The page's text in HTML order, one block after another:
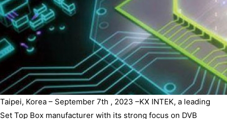
Taipei, Korea – September 7th , 2023 –KX INTEK, a leading
Set Top Box manufacturer with its strong focus on DVB